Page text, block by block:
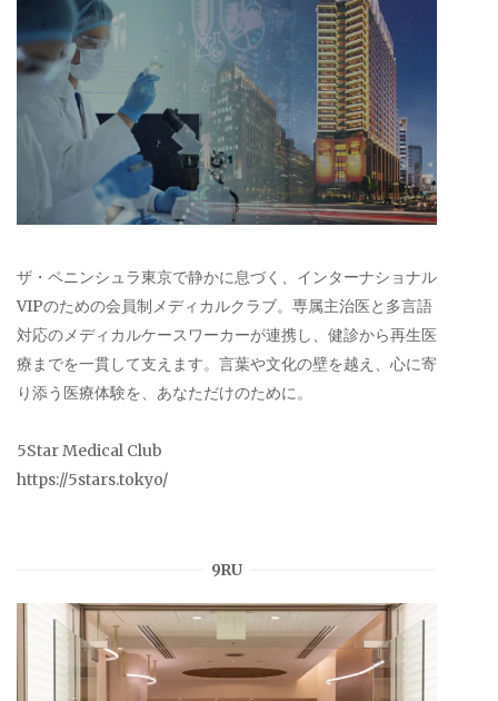
ザ・ペニンシュラ東京で静かに息づく、インターナショナル
VIPのための会員制メディカルクラブ。専属主治医と多言語
対応のメディカルケースワーカーが連携し、健診から再生医
療までを一貫して支えます。言葉や文化の壁を越え、心に寄
り添う医療体験を、あなただけのために。
5Star Medical Club
https://5stars.tokyo/
9RU